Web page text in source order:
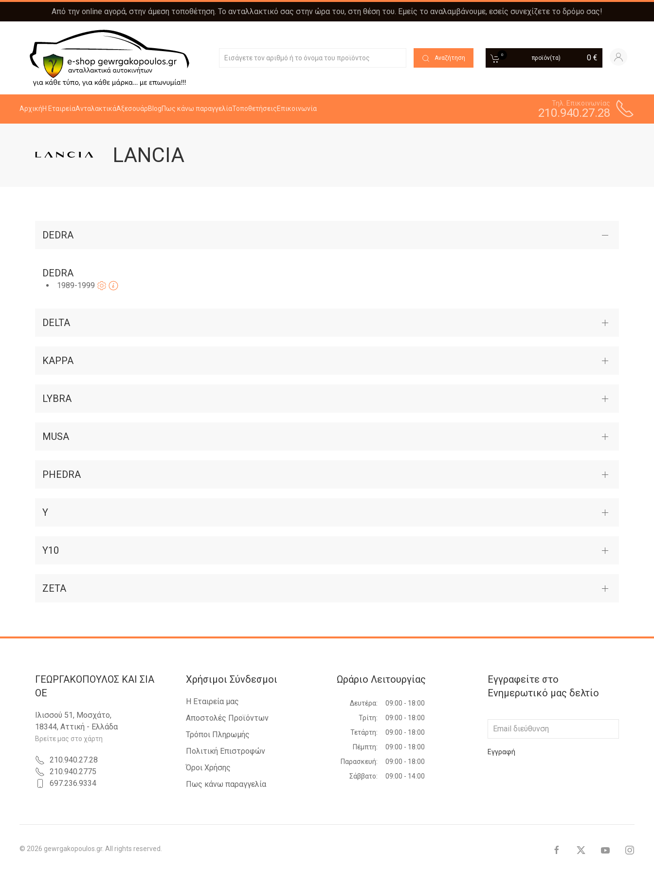
Από την online αγορά, στην άμεση τοποθέτηση. Το ανταλλακτικό σας στην ώρα του, στη θέση του. Εμείς το αναλαμβάνουμε, εσείς συνεχίζετε το δρόμο σας!
Αναζήτηση 0 προϊόν(τα) 0 €
ΑρχικήΗ ΕταιρείαΑνταλακτικάΑξεσουάρBlogΠως κάνω παραγγελίαΤοποθετήσειςΕπικοινωνία
Τηλ. Επικοινωνίας
210.940.27.28
LANCIA
DEDRA
DEDRA
1989-1999
DELTA
KAPPA
LYBRA
MUSA
PHEDRA
Y
Y10
ZETA
ΓΕΩΡΓΑΚΟΠΟΥΛΟΣ KAI ΣΙΑ
OE
Ιλισσού 51, Μοσχάτο,
18344, Αττική - Ελλάδα
Βρείτε μας στο χάρτη
210.940.27.28
210.940.2775
697.236.9334
Χρήσιμοι Σύνδεσμοι
Η Εταιρεία μας
Αποστολές Προϊόντων
Τρόποι Πληρωμής
Πολιτική Επιστροφών
Όροι Χρήσης
Πως κάνω παραγγελία
Ωράριο Λειτουργίας
Δευτέρα:
09:00 - 18:00
Τρίτη:
09:00 - 18:00
Τετάρτη:
09:00 - 18:00
Πέμπτη:
09:00 - 18:00
Παρασκευή:
09:00 - 18:00
Σάββατο:
09:00 - 14:00
Εγγραφείτε στο
Ενημερωτικό μας δελτίο
Εγγραφή
© 2026 gewrgakopoulos.gr. All rights reserved.